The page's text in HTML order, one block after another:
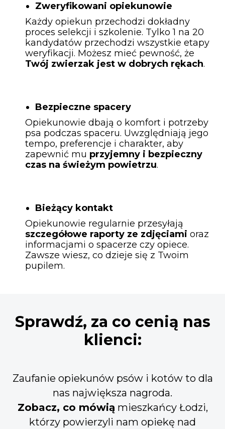
Zweryfikowani opiekunowie
Każdy opiekun przechodzi dokładny
proces selekcji i szkolenie. Tylko 1 na 20
kandydatów przechodzi wszystkie etapy
weryfikacji. Możesz mieć pewność, że
Twój zwierzak jest w dobrych rękach.
Bezpieczne spacery
Opiekunowie dbają o komfort i potrzeby
psa podczas spaceru. Uwzględniają jego
tempo, preferencje i charakter, aby
zapewnić mu przyjemny i bezpieczny
czas na świeżym powietrzu.
Bieżący kontakt
Opiekunowie regularnie przesyłają
szczegółowe raporty ze zdjęciami oraz
informacjami o spacerze czy opiece.
Zawsze wiesz, co dzieje się z Twoim
pupilem.
Sprawdź, za co cenią nas
klienci:
Zaufanie opiekunów psów i kotów to dla
nas największa nagroda.
Zobacz, co mówią mieszkańcy Łodzi,
którzy powierzyli nam opiekę nad